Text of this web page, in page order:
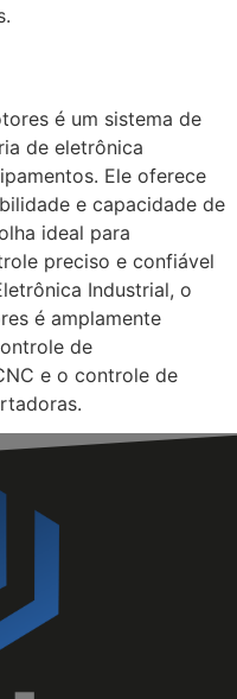
é um sistema de
de eletrônica
Ele oferece
e capacidade de
ideal para
preciso e confiável
Industrial, o
é amplamente
de
e o controle de